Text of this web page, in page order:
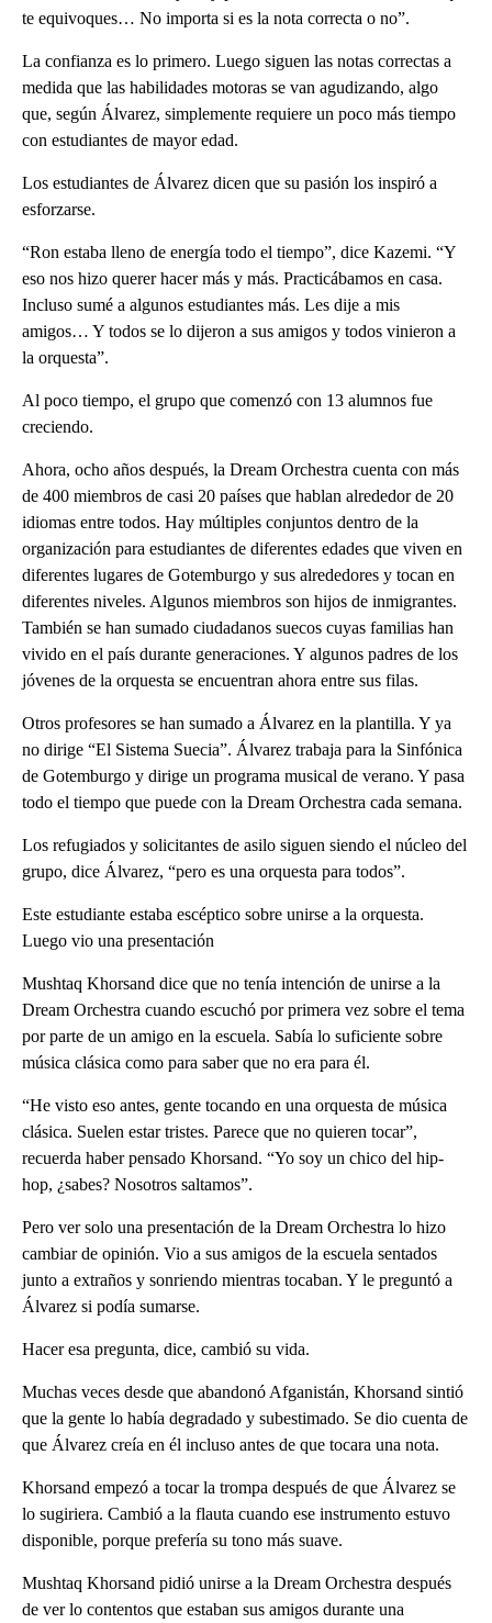
te equivoques… No importa si es la nota correcta o no”.
La confianza es lo primero. Luego siguen las notas correctas a
medida que las habilidades motoras se van agudizando, algo
que, según Álvarez, simplemente requiere un poco más tiempo
con estudiantes de mayor edad.
Los estudiantes de Álvarez dicen que su pasión los inspiró a
esforzarse.
“Ron estaba lleno de energía todo el tiempo”, dice Kazemi. “Y
eso nos hizo querer hacer más y más. Practicábamos en casa.
Incluso sumé a algunos estudiantes más. Les dije a mis
amigos… Y todos se lo dijeron a sus amigos y todos vinieron a
la orquesta”.
Al poco tiempo, el grupo que comenzó con 13 alumnos fue
creciendo.
Ahora, ocho años después, la Dream Orchestra cuenta con más
de 400 miembros de casi 20 países que hablan alrededor de 20
idiomas entre todos. Hay múltiples conjuntos dentro de la
organización para estudiantes de diferentes edades que viven en
diferentes lugares de Gotemburgo y sus alrededores y tocan en
diferentes niveles. Algunos miembros son hijos de inmigrantes.
También se han sumado ciudadanos suecos cuyas familias han
vivido en el país durante generaciones. Y algunos padres de los
jóvenes de la orquesta se encuentran ahora entre sus filas.
Otros profesores se han sumado a Álvarez en la plantilla. Y ya
no dirige “El Sistema Suecia”. Álvarez trabaja para la Sinfónica
de Gotemburgo y dirige un programa musical de verano. Y pasa
todo el tiempo que puede con la Dream Orchestra cada semana.
Los refugiados y solicitantes de asilo siguen siendo el núcleo del
grupo, dice Álvarez, “pero es una orquesta para todos”.
Este estudiante estaba escéptico sobre unirse a la orquesta.
Luego vio una presentación
Mushtaq Khorsand dice que no tenía intención de unirse a la
Dream Orchestra cuando escuchó por primera vez sobre el tema
por parte de un amigo en la escuela. Sabía lo suficiente sobre
música clásica como para saber que no era para él.
“He visto eso antes, gente tocando en una orquesta de música
clásica. Suelen estar tristes. Parece que no quieren tocar”,
recuerda haber pensado Khorsand. “Yo soy un chico del hip-
hop, ¿sabes? Nosotros saltamos”.
Pero ver solo una presentación de la Dream Orchestra lo hizo
cambiar de opinión. Vio a sus amigos de la escuela sentados
junto a extraños y sonriendo mientras tocaban. Y le preguntó a
Álvarez si podía sumarse.
Hacer esa pregunta, dice, cambió su vida.
Muchas veces desde que abandonó Afganistán, Khorsand sintió
que la gente lo había degradado y subestimado. Se dio cuenta de
que Álvarez creía en él incluso antes de que tocara una nota.
Khorsand empezó a tocar la trompa después de que Álvarez se
lo sugiriera. Cambió a la flauta cuando ese instrumento estuvo
disponible, porque prefería su tono más suave.
Mushtaq Khorsand pidió unirse a la Dream Orchestra después
de ver lo contentos que estaban sus amigos durante una